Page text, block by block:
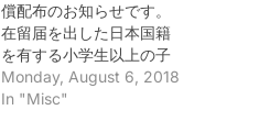
償配布のお知らせです。
在留届を出した日本国籍
を有する小学生以上の子
女で、ニューヨーク総領
事館の対応州 (ニューヨー
Monday, August 6, 2018
In "Misc"